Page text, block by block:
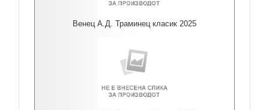
Венец А.Д. Траминец класик 2025